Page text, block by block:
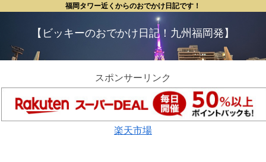
福岡タワー近くからのおでかけ日記です！
【ビッキーのおでかけ日記！九州福岡発】
スポンサーリンク
楽天市場